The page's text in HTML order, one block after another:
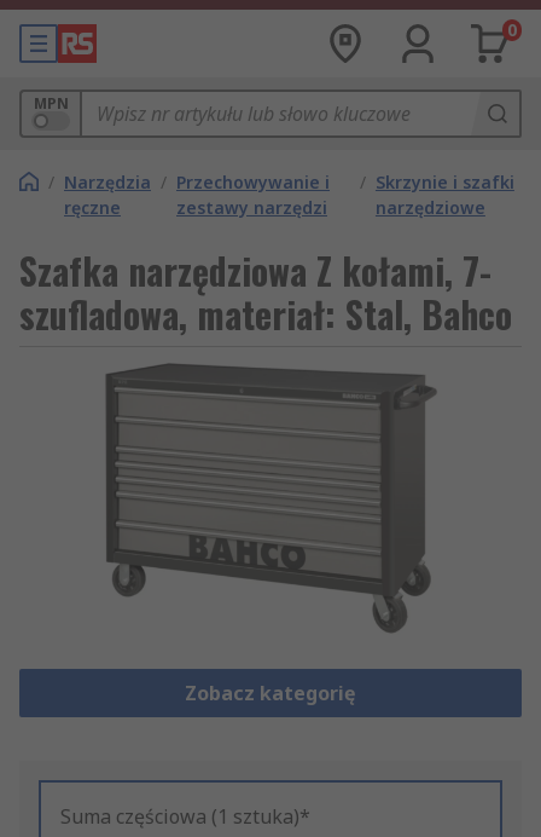
0
MPN
/ Narzędzia
ręczne
/ Przechowywanie i
zestawy narzędzi
/ Skrzynie i szafki
narzędziowe
Szafka narzędziowa Z kołami, 7-
szufladowa, materiał: Stal, Bahco
Zobacz kategorię
Suma częściowa (1 sztuka)*